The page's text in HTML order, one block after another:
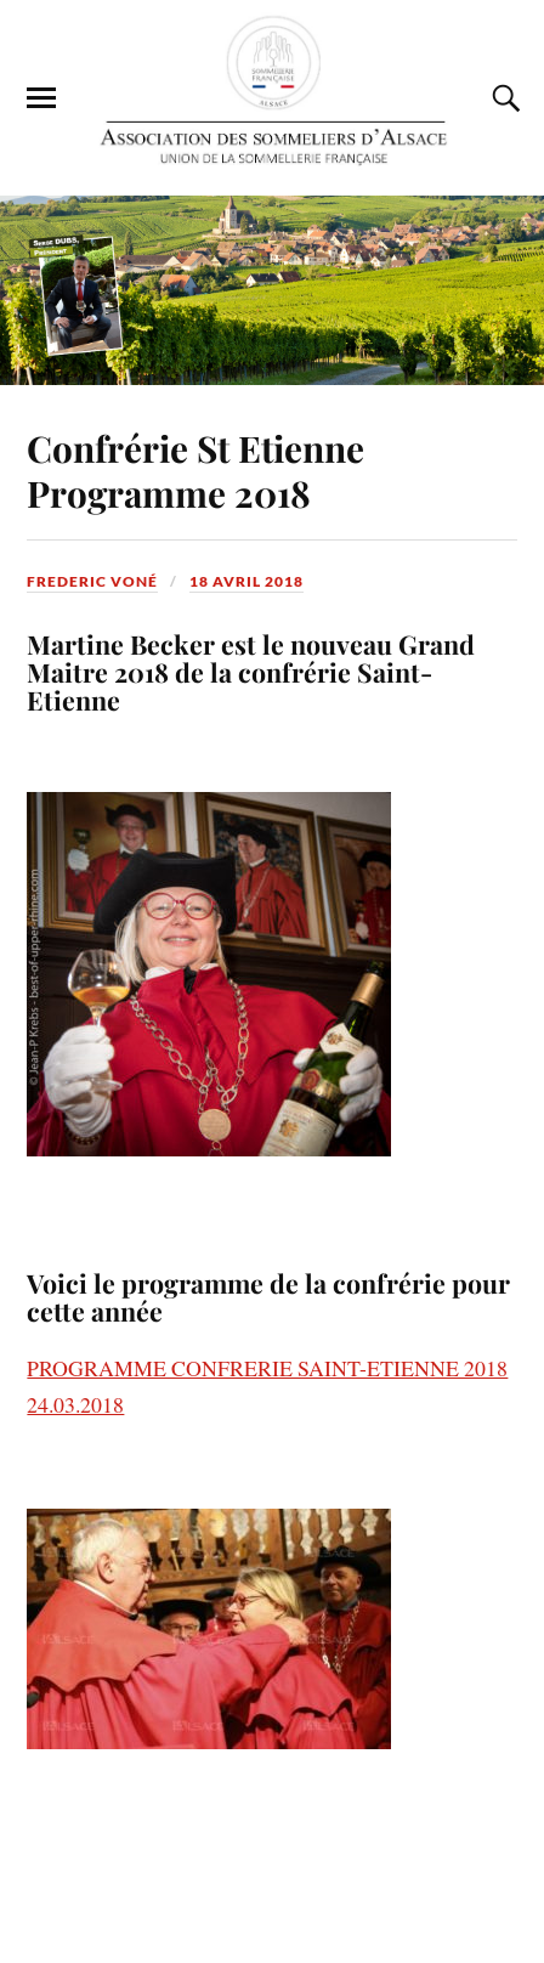
Confrérie St Etienne
Programme 2018
FREDERIC VONÉ 18 AVRIL 2018
Martine Becker est le nouveau Grand
Maitre 2018 de la confrérie Saint-
Etienne
Voici le programme de la confrérie pour
cette année
PROGRAMME CONFRERIE SAINT-ETIENNE 2018
24.03.2018